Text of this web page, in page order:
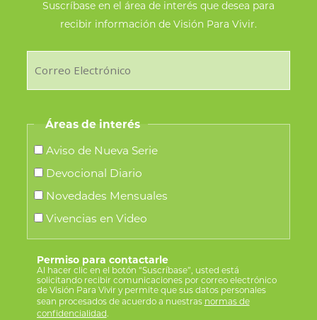
Suscríbase en el área de interés que desea para
recibir información de Visión Para Vivir.
Áreas de interés
Aviso de Nueva Serie
Devocional Diario
Novedades Mensuales
Vivencias en Video
Permiso para contactarle
Al hacer clic en el botón “Suscríbase”, usted está
solicitando recibir comunicaciones por correo electrónico
de Visión Para Vivir y permite que sus datos personales
sean procesados de acuerdo a nuestras normas de
confidencialidad.